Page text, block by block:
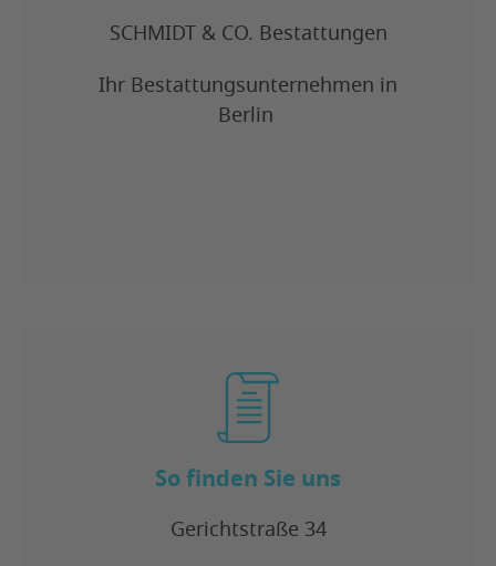
SCHMIDT & CO. Bestattungen
Ihr Bestattungsunternehmen in
Berlin
So finden Sie uns
Gerichtstraße 34